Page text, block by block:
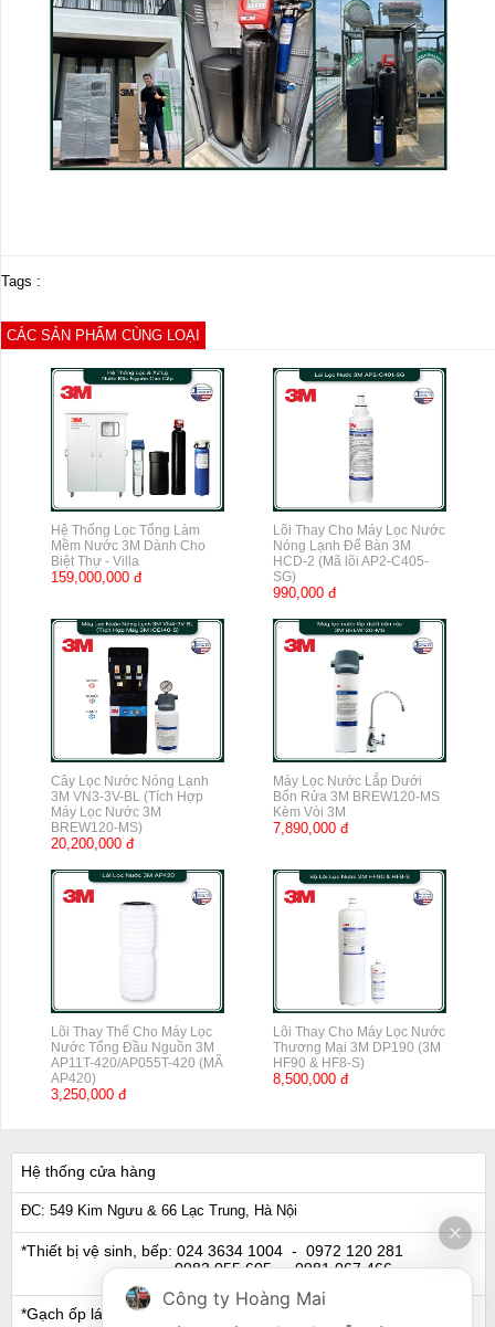
Tags :
CÁC SẢN PHẨM CÙNG LOẠI
Hệ Thống Lọc Tổng Làm
Mềm Nước 3M Dành Cho
Biệt Thự - Villa
159,000,000 đ
Lõi Thay Cho Máy Lọc Nước
Nóng Lạnh Để Bàn 3M
HCD-2 (Mã lõi AP2-C405-
SG)
990,000 đ
Cây Lọc Nước Nóng Lạnh
3M VN3-3V-BL (Tích Hợp
Máy Lọc Nước 3M
BREW120-MS)
20,200,000 đ
Máy Lọc Nước Lắp Dưới
Bổn Rửa 3M BREW120-MS
Kèm Vòi 3M
7,890,000 đ
Lõi Thay Thế Cho Máy Lọc
Nước Tổng Đầu Nguồn 3M
AP11T-420/AP055T-420 (MÃ
AP420)
3,250,000 đ
Lõi Thay Cho Máy Lọc Nước
Thương Mại 3M DP190 (3M
HF90 & HF8-S)
8,500,000 đ
Hệ thống cửa hàng
ĐC: 549 Kim Ngưu & 66 Lạc Trung, Hà Nội
*Thiết bị vệ sinh, bếp: 024 3634 1004 - 0972 120 281
0983 055 605- 0981 067 466
*Gạch ốp lát, Ngói: 024 3632 0280 - 0911 441 066
Công ty Hoàng Mai